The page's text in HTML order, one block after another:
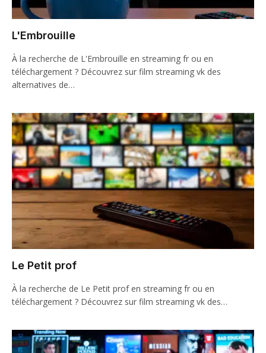
L'Embrouille
À la recherche de L'Embrouille en streaming fr ou en
téléchargement ? Découvrez sur film streaming vk des
alternatives de…
Le Petit prof
À la recherche de Le Petit prof en streaming fr ou en
téléchargement ? Découvrez sur film streaming vk des…